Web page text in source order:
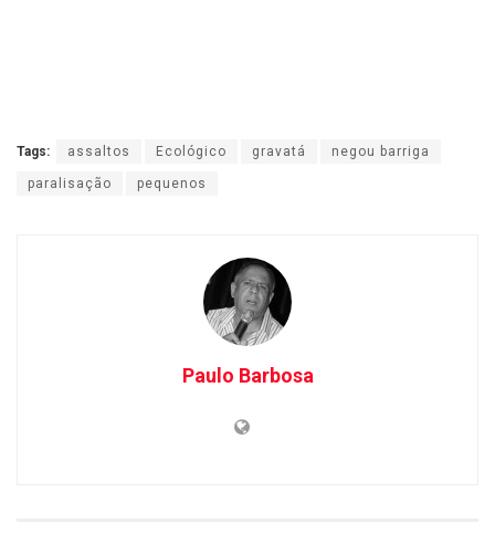
Tags: assaltos Ecológico gravatá negou barriga
paralisação pequenos
Paulo Barbosa